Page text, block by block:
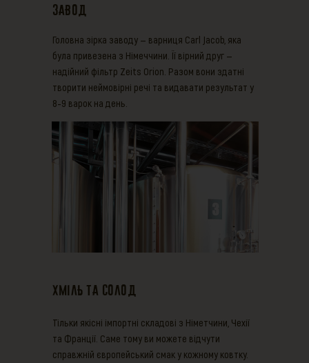
Головна зірка заводу — варниця Carl Jacob, яка
була привезена з Німеччини. Її вірний друг —
надійний фільтр Zeits Orion. Разом вони здатні
творити неймовірні речі та видавати результат у
8-9 варок на день.
Завод
Тільки якісні імпортні складові з Німетчини, Чехії
та Франції. Саме тому ви можете відчути
справжній європейський смак у кожному ковтку.
Хміль ТА СОЛОД